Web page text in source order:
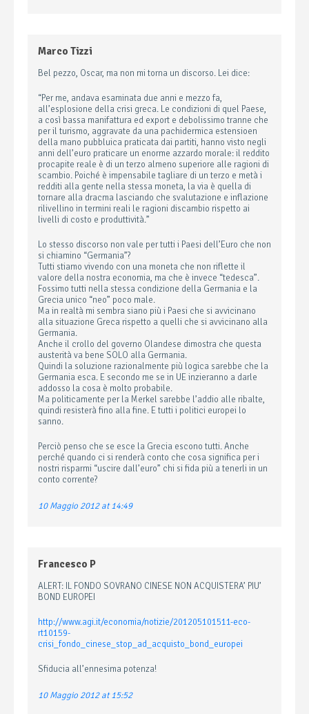
Marco Tizzi
Bel pezzo, Oscar, ma non mi torna un discorso. Lei dice:
“Per me, andava esaminata due anni e mezzo fa,
all’esplosione della crisi greca. Le condizioni di quel Paese,
a così bassa manifattura ed export e debolissimo tranne che
per il turismo, aggravate da una pachidermica estensioen
della mano pubbluica praticata dai partiti, hanno visto negli
anni dell’euro praticare un enorme azzardo morale: il reddito
procapite reale è di un terzo almeno superiore alle ragioni di
scambio. Poiché è impensabile tagliare di un terzo e metà i
redditi alla gente nella stessa moneta, la via è quella di
tornare alla dracma lasciando che svalutazione e inflazione
rilivellino in termini reali le ragioni discambio rispetto ai
livelli di costo e produttività.”
Lo stesso discorso non vale per tutti i Paesi dell’Euro che non
si chiamino “Germania”?
Tutti stiamo vivendo con una moneta che non riflette il
valore della nostra economia, ma che è invece “tedesca”.
Fossimo tutti nella stessa condizione della Germania e la
Grecia unico “neo” poco male.
Ma in realtà mi sembra siano più i Paesi che si avvicinano
alla situazione Greca rispetto a quelli che si avvicinano alla
Germania.
Anche il crollo del governo Olandese dimostra che questa
austerità va bene SOLO alla Germania.
Quindi la soluzione razionalmente più logica sarebbe che la
Germania esca. E secondo me se in UE inzieranno a darle
addosso la cosa è molto probabile.
Ma politicamente per la Merkel sarebbe l’addio alle ribalte,
quindi resisterà fino alla fine. E tutti i politici europei lo
sanno.
Perciò penso che se esce la Grecia escono tutti. Anche
perché quando ci si renderà conto che cosa significa per i
nostri risparmi “uscire dall’euro” chi si fida più a tenerli in un
conto corrente?
10 Maggio 2012 at 14:49
Francesco P
ALERT: IL FONDO SOVRANO CINESE NON ACQUISTERA’ PIU’
BOND EUROPEI
http://www.agi.it/economia/notizie/201205101511-eco-
rt10159-
crisi_fondo_cinese_stop_ad_acquisto_bond_europei
Sfiducia all’ennesima potenza!
10 Maggio 2012 at 15:52